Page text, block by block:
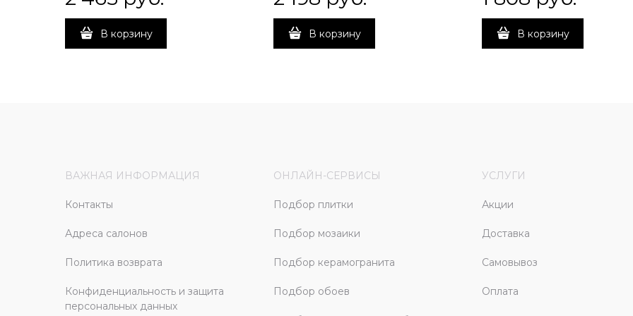
В корзину В корзину В корзину
ВАЖНАЯ ИНФОРМАЦИЯ
Контакты
Адреса салонов
Политика возврата
Конфиденциальность и защита
персональных данных
ОНЛАЙН-СЕРВИСЫ
Подбор плитки
Подбор мозаики
Подбор керамогранита
Подбор обоев
УСЛУГИ
Акции
Доставка
Самовывоз
Оплата